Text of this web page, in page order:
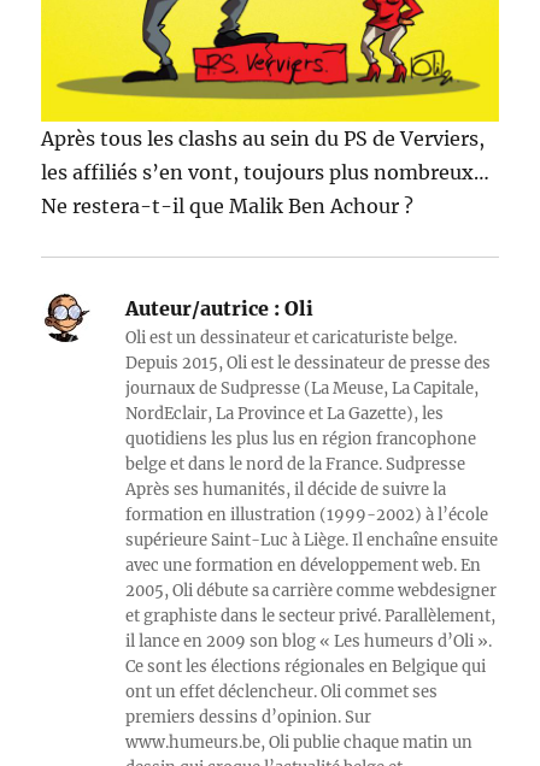
Après tous les clashs au sein du PS de Verviers,
les affiliés s’en vont, toujours plus nombreux…
Ne restera-t-il que Malik Ben Achour ?
Auteur/autrice : Oli
Oli est un dessinateur et caricaturiste belge.
Depuis 2015, Oli est le dessinateur de presse des
journaux de Sudpresse (La Meuse, La Capitale,
NordEclair, La Province et La Gazette), les
quotidiens les plus lus en région francophone
belge et dans le nord de la France. Sudpresse
Après ses humanités, il décide de suivre la
formation en illustration (1999-2002) à l’école
supérieure Saint-Luc à Liège. Il enchaîne ensuite
avec une formation en développement web. En
2005, Oli débute sa carrière comme webdesigner
et graphiste dans le secteur privé. Parallèlement,
il lance en 2009 son blog « Les humeurs d’Oli ».
Ce sont les élections régionales en Belgique qui
ont un effet déclencheur. Oli commet ses
premiers dessins d’opinion. Sur
www.humeurs.be, Oli publie chaque matin un